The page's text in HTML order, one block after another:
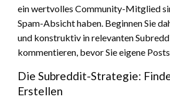
ein wertvolles Community-Mitglied
Spam-Absicht haben. Beginnen Sie
und konstruktiv in relevanten
kommentieren, bevor Sie eigene
Die Subreddit-Strategie:
Erstellen